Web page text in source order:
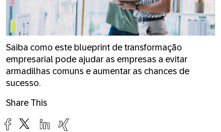
Saiba como este blueprint de transformação
empresarial pode ajudar as empresas a evitar
armadilhas comuns e aumentar as chances de
sucesso.
Share This